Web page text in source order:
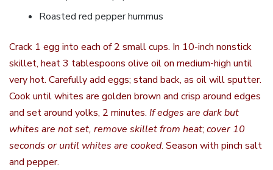
Roasted red pepper hummus
Crack 1 egg into each of 2 small cups. In 10-inch nonstick
skillet, heat 3 tablespoons olive oil on medium-high until
very hot. Carefully add eggs; stand back, as oil will sputter.
Cook until whites are golden brown and crisp around edges
and set around yolks, 2 minutes. If edges are dark but
whites are not set, remove skillet from heat; cover 10
seconds or until whites are cooked. Season with pinch salt
and pepper.